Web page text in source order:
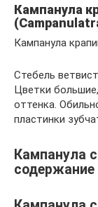
Кампанула
(Campanula
Кампанула
Стебель
Цветки
оттенка.
пластинки
Кампанула
содержание